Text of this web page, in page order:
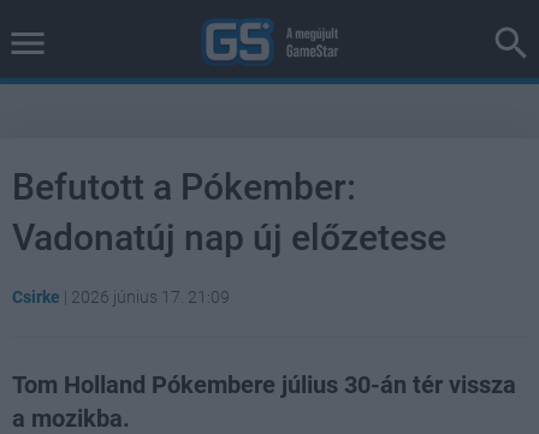
Befutott a Pókember:
Vadonatúj nap új előzetese
Csirke | 2026 június 17. 21:09
Tom Holland Pókembere július 30-án tér vissza
a mozikba.